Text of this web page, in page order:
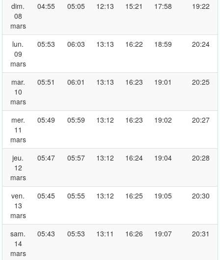
dim.
08
mars
04:55 05:05 12:13 15:21 17:58 19:22
lun.
09
mars
05:53 06:03 13:13 16:22 18:59 20:24
mar.
10
mars
05:51 06:01 13:13 16:23 19:01 20:25
mer.
11
mars
05:49 05:59 13:12 16:23 19:02 20:27
jeu.
12
mars
05:47 05:57 13:12 16:24 19:04 20:28
ven.
13
mars
05:45 05:55 13:12 16:25 19:05 20:30
sam.
14
mars
05:43 05:53 13:11 16:26 19:07 20:31